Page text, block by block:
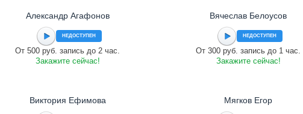
Александр Агафонов
НЕДОСТУПЕН
От 500 руб. запись до 2 час.
Закажите сейчас!
Вячеслав Белоусов
НЕДОСТУПЕН
От 300 руб. запись до 1 час.
Закажите сейчас!
Виктория Ефимова Мягков Егор